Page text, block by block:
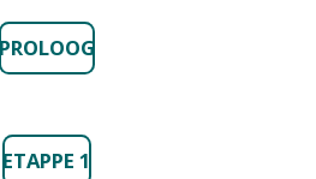
PROLOOG
ETAPPE 1